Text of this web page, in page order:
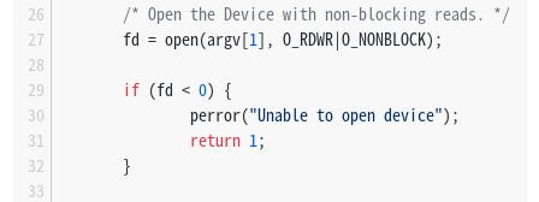
/* Open the Device with non-blocking reads. */
       fd = open(argv[
1], O_RDWR|O_NONBLOCK);
if (fd < 0) {
               perror(
"Unable to open device");
return 1;
       }